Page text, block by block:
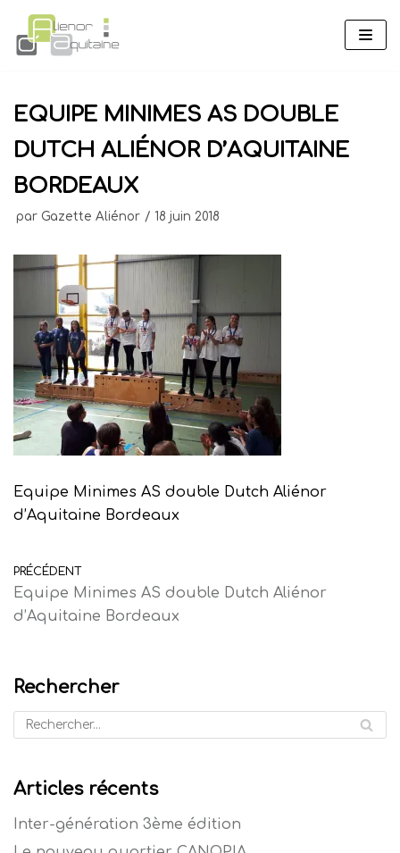
Aller
au
EQUIPE MINIMES AS DOUBLE
DUTCH ALIÉNOR D’AQUITAINE
BORDEAUX
par Gazette Aliénor 18 juin 2018
Equipe Minimes AS double Dutch Aliénor
d’Aquitaine Bordeaux
PRÉCÉDENT
Equipe Minimes AS double Dutch Aliénor
d’Aquitaine Bordeaux
Rechercher
Articles récents
Inter-génération 3ème édition